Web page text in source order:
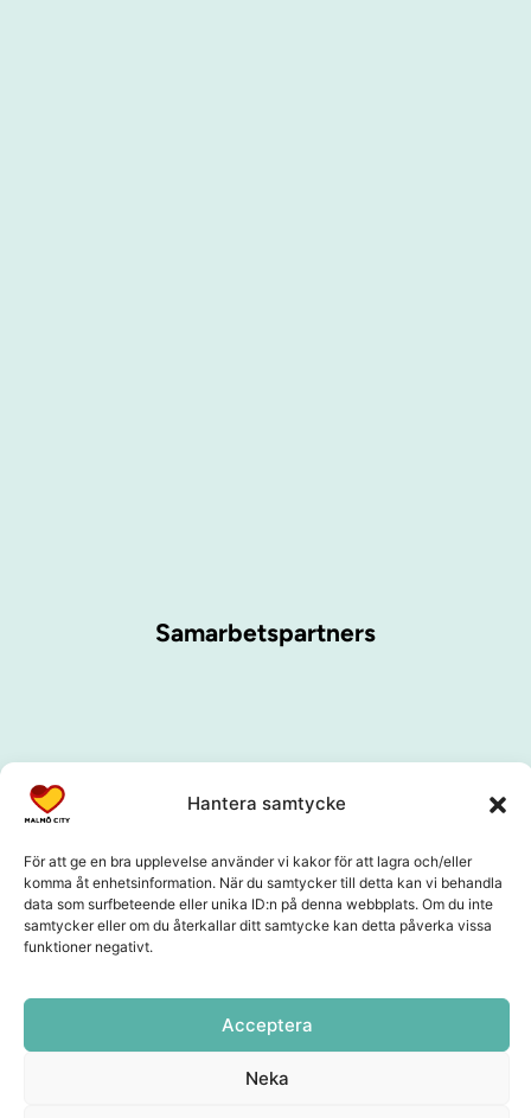
Hantera samtycke
För att ge en bra upplevelse använder vi kakor för att lagra och/eller
komma åt enhetsinformation. När du samtycker till detta kan vi behandla
data som surfbeteende eller unika ID:n på denna webbplats. Om du inte
samtycker eller om du återkallar ditt samtycke kan detta påverka vissa
funktioner negativt.
Acceptera
Neka
Samarbetspartners